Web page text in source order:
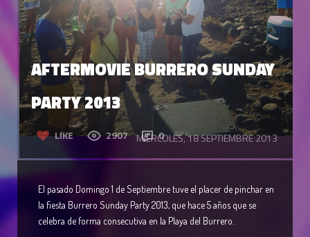
AFTERMOVIE BURRERO SUNDAY
PARTY 2013
LIKE 2907 0
MIÉRCOLES, 18 SEPTIEMBRE 2013
El pasado Domingo 1 de Septiembre tuve el placer de pinchar en
la fiesta Burrero Sunday Party 2013, que hace 5 años que se
celebra de forma consecutiva en la Playa del Burrero.